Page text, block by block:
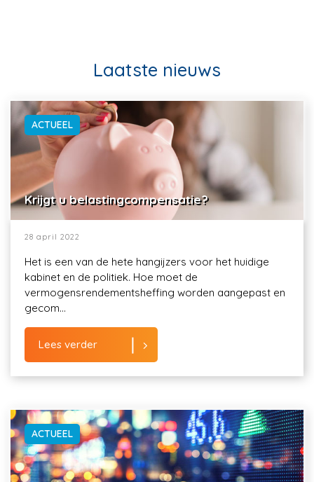
Laatste nieuws
ACTUEEL
Krijgt u belastingcompensatie?
28 april 2022
Het is een van de hete hangijzers voor het huidige
kabinet en de politiek. Hoe moet de
vermogensrendementsheffing worden aangepast en
gecom...
Lees verder
ACTUEEL